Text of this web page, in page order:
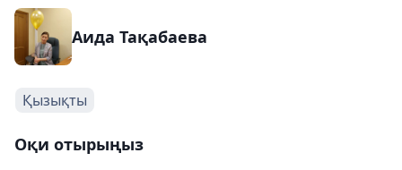
Аида Тақабаева
Қызықты
Оқи отырыңыз